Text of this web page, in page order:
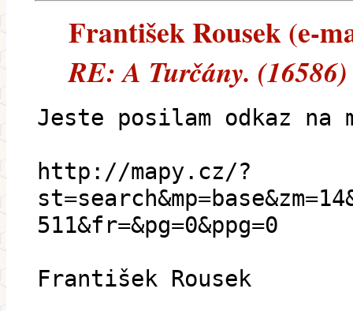
František Rousek (e-
RE: A Turčány.
Jeste posilam odkaz na
http://mapy.cz/?
511&fr=&pg=0&ppg=0
František Rousek